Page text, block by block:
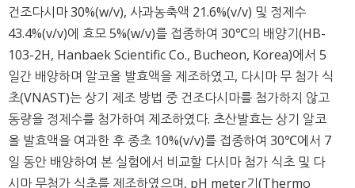
건조다시마 30%(w/v), 사과농축액 21.6%(v/v) 및 정제수
43.4%(v/v)에 효모 5%(w/v)를 접종하여 30℃의 배양기(HB-
103-2H, Hanbaek Scientific Co., Bucheon, Korea)에서 5
일간 배양하며 알코올 발효액을 제조하였고, 다시마 무 첨가 식
초(VNAST)는 상기 제조 방법 중 건조다시마를 첨가하지 않고
동량을 정제수를 첨가하여 제조하였다. 초산발효는 상기 알코
올 발효액을 여과한 후 종초 10%(v/v)를 접종하여 30℃에서 7
일 동안 배양하여 본 실험에서 비교할 다시마 첨가 식초 및 다
시마 무첨가 식초를 제조하였으며, pH meter기(Thermo